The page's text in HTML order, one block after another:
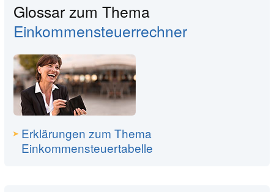
Glossar zum Thema
Einkommensteuerrechner
Erklärungen zum Thema
Einkommensteuertabelle